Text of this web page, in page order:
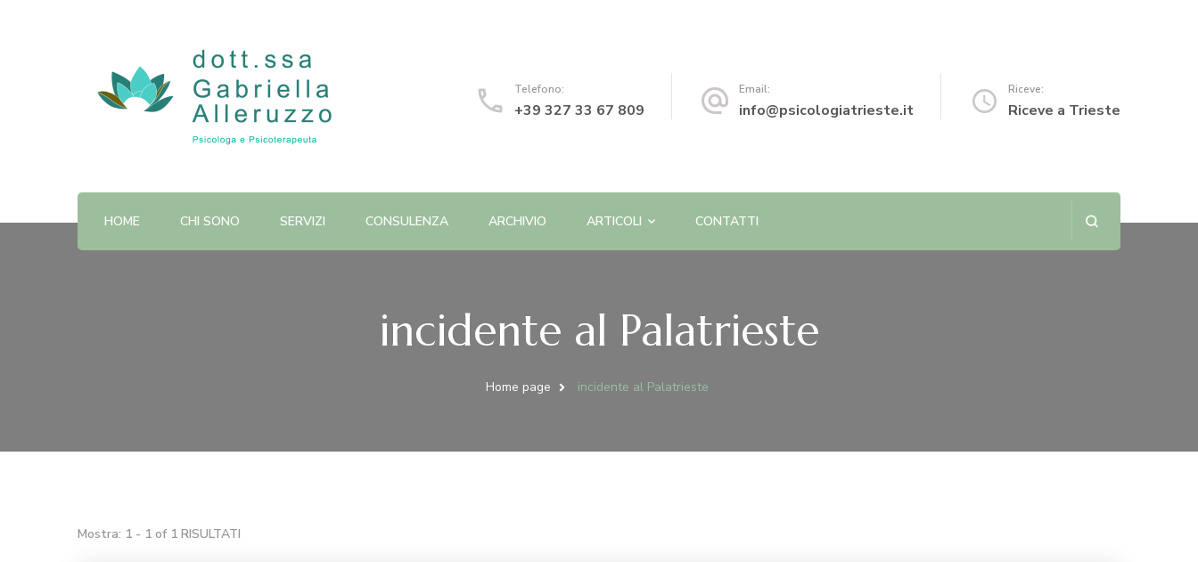
Dott.ssa Gabriella Alleruzzo | Psicologa e Psicoterapeuta
Telefono:
+39 327 33 67 809
Email:
info@psicologiatrieste.it
Riceve:
Riceve a Trieste
HOME CHI SONO SERVIZI CONSULENZA ARCHIVIO ARTICOLI CONTATTI
incidente al Palatrieste
Home page incidente al Palatrieste
Mostra: 1 - 1 of 1 RISULTATI